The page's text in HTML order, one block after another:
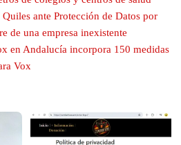
ante Protección de Datos por
de una empresa inexistente
en Andalucía incorpora 150 medidas
Vox